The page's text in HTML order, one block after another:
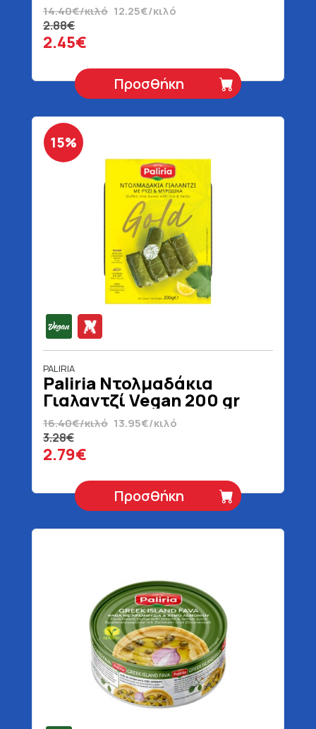
14.40€/κιλό 12.25€/κιλό
2.88€
2.45€
Προσθήκη
15%
PALIRIA
Paliria Ντολμαδάκια
Γιαλαντζί Vegan 200 gr
16.40€/κιλό 13.95€/κιλό
3.28€
2.79€
Προσθήκη